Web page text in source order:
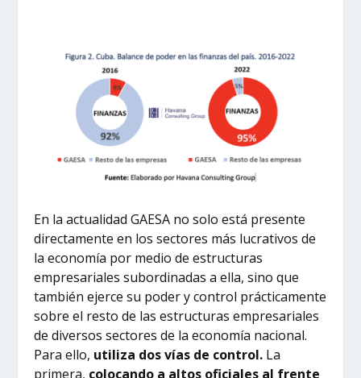
En la actualidad GAESA no solo está presente
directamente en los sectores más lucrativos de
la economía por medio de estructuras
empresariales subordinadas a ella, sino que
también ejerce su poder y control prácticamente
sobre el resto de las estructuras empresariales
de diversos sectores de la economía nacional.
Para ello, utiliza dos vías de control. La
primera, colocando a altos oficiales al frente